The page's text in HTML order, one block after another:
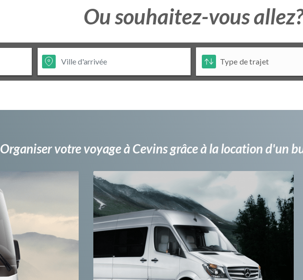
Ou souhaitez-vous allez?
Organiser votre voyage à Cevins grâce à la location d'un